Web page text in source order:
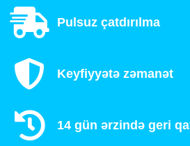
Pulsuz çatdırılma
Keyfiyyətə zəmanət
14 gün ərzində geri